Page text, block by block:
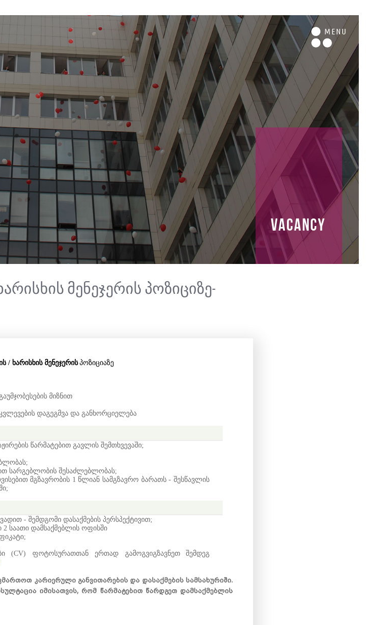
MENU
vacancy
მენეჯერის პოზიციზე-
/ ხარისხის მენეჯერის პოზიციაზე
მიზნით
დაგეგმვა და განხორციელება
წარმატებით გავლის შემთხვევაში;
;
სარგებლობის შესაძლებლობას;
მგზავრობის 1 წლიან სამგზავრო ბარათს - შესწავლის
;
- შემდგომი დასაქმების პერსპექტივით;
საათი დამსაქმებლის ოფისში
(CV) ფოტოსურათთან ერთად გამოგვიგზავნეთ
შემდეგ
კარიერული განვითარების და დასაქმების სამსახურიში.
იმისათვის, რომ წარმატებით წარდგეთ დამსაქმებლის